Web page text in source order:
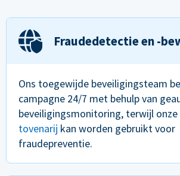
Fraudedetectie en -
Ons toegewijde beveiligingsteam
campagne 24/7 met behulp van
beveiligingsmonitoring, terwijl onze
tovenarij kan worden gebruikt voor
fraudepreventie.